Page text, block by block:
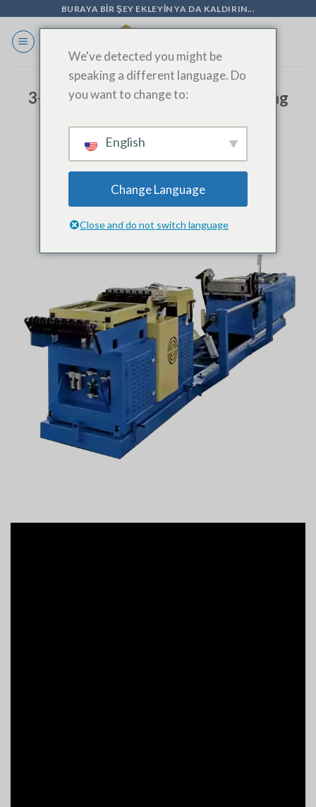
BURAYA BIR ŞEY EKLEYIN YA DA KALDIRIN...
3-Year-Old Automatic Tube Bending
Reliable HVAC Equipment by
SINOAK
We've detected you might be
speaking a different language. Do
you want to change to:
English
Change Language
Close and do not switch language